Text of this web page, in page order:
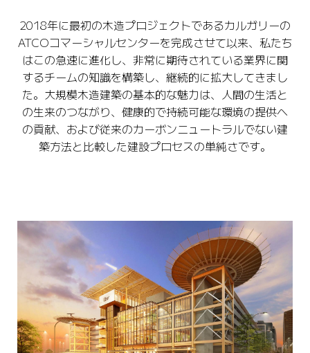
2018年に最初の木造プロジェクトであるカルガリーの
ATCOコマーシャルセンターを完成させて以来、私たち
はこの急速に進化し、非常に期待されている業界に関
するチームの知識を構築し、継続的に拡大してきまし
た。大規模木造建築の基本的な魅力は、人間の生活と
の生来のつながり、健康的で持続可能な環境の提供へ
の貢献、および従来のカーボンニュートラルでない建
築方法と比較した建設プロセスの単純さです。